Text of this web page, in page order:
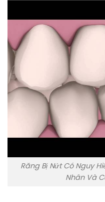
Răng Bị Nứt Có Nguy
Nhân Và